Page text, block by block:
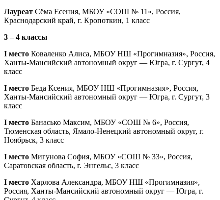
Лауреат Сёма Есения, МБОУ «СОШ № 11», Россия,
Краснодарский край, г. Кропоткин, 1 класс
3 – 4 классы
I место Коваленко Алиса, МБОУ НШ «Прогимназия», Россия,
Ханты-Мансийский автономный округ — Югра, г. Сургут, 4
класс
I место Беда Ксения, МБОУ НШ «Прогимназия», Россия,
Ханты-Мансийский автономный округ — Югра, г. Сургут, 3
класс
I место Банасько Максим, МБОУ «СОШ № 6», Россия,
Тюменская область, Ямало-Ненецкий автономный округ, г.
Ноябрьск, 3 класс
I место Мигунова София, МБОУ «СОШ № 33», Россия,
Саратовская область, г. Энгельс, 3 класс
I место Харлова Александра, МБОУ НШ «Прогимназия»,
Россия, Ханты-Мансийский автономный округ — Югра, г.